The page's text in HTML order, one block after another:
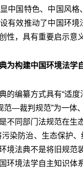
中国特色、中国风
有效推动了中国环
性，具有重要启示意义
为构建中国环境法学
的编纂方式具有“适度
范—裁判规范”为一体
不同部门法规范在生
污染防治、生态保护
境法典不是将旧规范
环境法学自主知识体